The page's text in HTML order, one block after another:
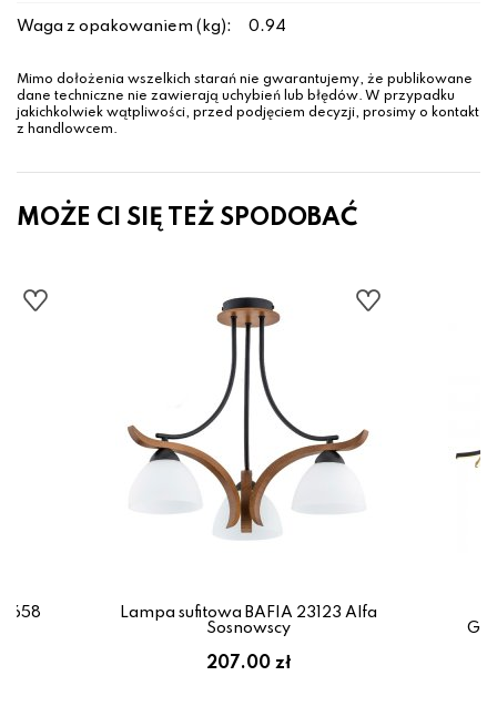
Waga z opakowaniem (kg): 0.94
Mimo dołożenia wszelkich starań nie gwarantujemy, że publikowane
dane techniczne nie zawierają uchybień lub błędów. W przypadku
jakichkolwiek wątpliwości, przed podjęciem decyzji, prosimy o kontakt
z handlowcem.
MOŻE CI SIĘ TEŻ SPODOBAĆ
Lampa sufitowa BAFIA 23123 Alfa
Sosnowscy
207.00 zł